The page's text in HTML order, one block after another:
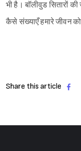
भी है। बॉलीवुड सितारों
कैसे संख्याएँ हमारे जीवन
Share this article